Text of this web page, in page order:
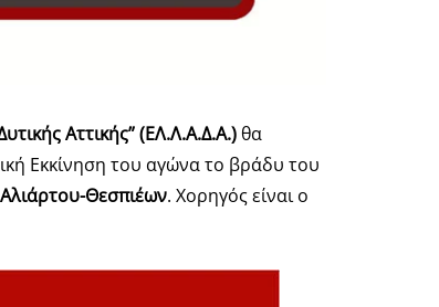
Αττικής” (ΕΛ.Λ.Α.Δ.Α.)θα
Εκκίνηση του αγώνα το βράδυ του
Θεσπιέων. Χορηγός είναι ο